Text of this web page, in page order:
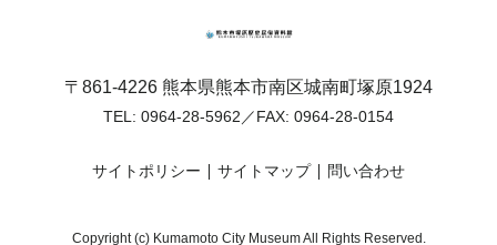
〒861-4226 熊本県熊本市南区城南町塚原1924
TEL: 0964-28-5962 ／FAX: 0964-28-0154
サイトポリシー サイトマップ 問い合わせ
Copyright (c) Kumamoto City Museum All Rights Reserved.